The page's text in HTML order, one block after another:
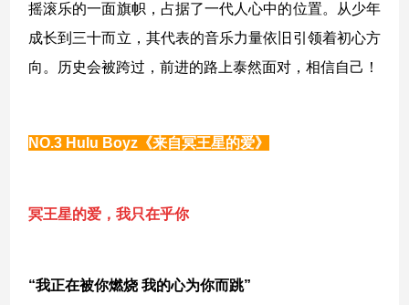
摇滚乐的一面旗帜，占据了一代人心中的位置。从少年
成长到三十而立，其代表的音乐力量依旧引领着初心方
向。历史会被跨过，前进的路上泰然面对，相信自己！
NO.3 Hulu Boyz 《来自冥王星的爱》
冥王星的爱，我只在乎你
“我正在被你燃烧 我的心为你而跳”